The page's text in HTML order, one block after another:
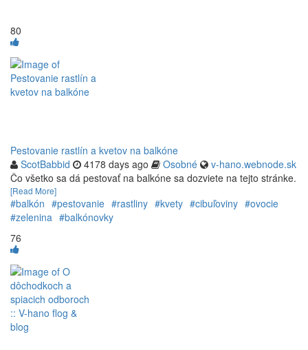
80
Pestovanie rastlín a kvetov na balkóne
ScotBabbid
4178 days ago Osobné
v-hano.webnode.sk
Čo všetko sa dá pestovať na balkóne sa dozviete na tejto stránke.
[Read More]
#balkón #pestovanie #rastliny #kvety #cibuľoviny #ovocie
#zelenina #balkónovky
76